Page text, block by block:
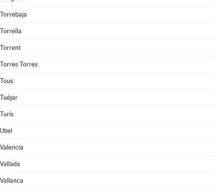
Torrebaja
Torrella
Torrent
Torres Torres
Tous
Tuéjar
Turís
Utiel
Valencia
Vallada
Vallanca